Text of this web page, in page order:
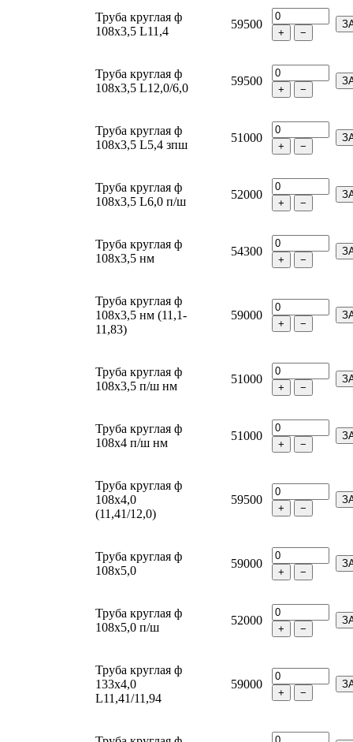
Труба круглая ф
108х3,5 L11,4
59500
+ −
Труба круглая ф
108х3,5 L12,0/6,0
59500
+ −
Труба круглая ф
108х3,5 L5,4 зпш
51000
+ −
Труба круглая ф
108х3,5 L6,0 п/ш
52000
+ −
Труба круглая ф
108х3,5 нм
54300
+ −
Труба круглая ф
108х3,5 нм (11,1-
11,83)
59000
+ −
Труба круглая ф
108х3,5 п/ш нм
51000
+ −
Труба круглая ф
108х4 п/ш нм
51000
+ −
Труба круглая ф
108х4,0
(11,41/12,0)
59500
+ −
Труба круглая ф
108х5,0
59000
+ −
Труба круглая ф
108х5,0 п/ш
52000
+ −
Труба круглая ф
133х4,0
L11,41/11,94
59000
+ −